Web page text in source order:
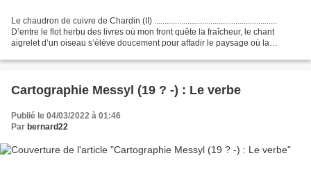
Le chaudron de cuivre de Chardin (II) ...........................................................
D’entre le flot herbu des livres où mon front quête la fraîcheur, le chant
aigrelet d’un oiseau s’élève doucement pour affadir le paysage où la
Cartographie Messyl (19 ? -) : Le verbe
Publié le 04/03/2022 à 01:46
Par bernard22